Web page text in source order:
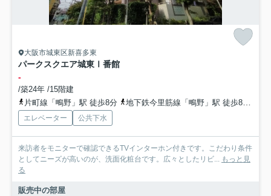
大阪市城東区新喜多東
パークスクエア城東Ⅰ番館
-
/築24年 /15階建
片町線「鴫野」駅 徒歩8分
地下鉄今里筋線「鴫野」駅 徒歩8分
エレベーター 公共下水
来訪者をモニターで確認できるTVインターホン付きです。こだわり条件
としてニーズが高いのが、洗面化粧台です。広々としたリビ... もっと見
る
販売中の部屋